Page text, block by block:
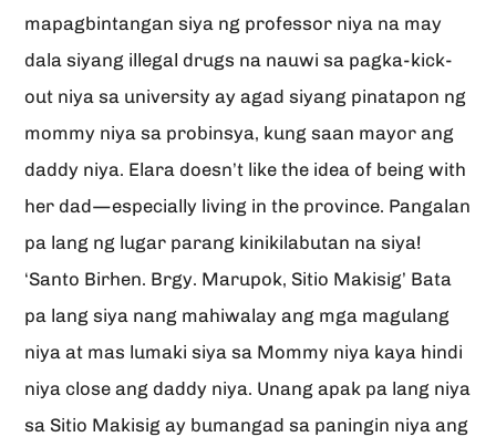
mapagbintangan siya ng professor niya na may
dala siyang illegal drugs na nauwi sa pagka-kick-
out niya sa university ay agad siyang pinatapon ng
mommy niya sa probinsya, kung saan mayor ang
daddy niya. Elara doesn’t like the idea of being with
her dad—especially living in the province. Pangalan
pa lang ng lugar parang kinikilabutan na siya!
‘Santo Birhen. Brgy. Marupok, Sitio Makisig’ Bata
pa lang siya nang mahiwalay ang mga magulang
niya at mas lumaki siya sa Mommy niya kaya hindi
niya close ang daddy niya. Unang apak pa lang niya
sa Sitio Makisig ay bumangad sa paningin niya ang